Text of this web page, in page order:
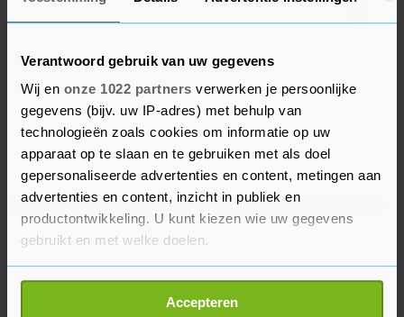
Verantwoord gebruik van uw gegevens
Wij en onze 1022 partners verwerken je persoonlijke
gegevens (bijv. uw IP-adres) met behulp van
technologieën zoals cookies om informatie op uw
apparaat op te slaan en te gebruiken met als doel
gepersonaliseerde advertenties en content, metingen aan
advertenties en content, inzicht in publiek en
productontwikkeling. U kunt kiezen wie uw gegevens
gebruikt en met welke doelen.
Als u het toestaat, willen we ook graag:
Informatie verzamelen over uw geografische
Accepteren
autogereden. "In de eerste helft 2021 is meer
uitgestoten dan in de eerste helft van 2020. Dat
betekent dat we die 25 procent dit jaar alweer
niet gaan halen."
Urgenda probeert de overheid inmiddels via een
kort geding alsnog zover te krijgen de
klimaatdoelen te halen. De actiegroep gaat door
met die zaak. "De overheid doet niets op
structurele basis om aan het vonnis te voldoen.
Het feit dat we het in 2020 per toeval mogelijk
hebben gehaald, doet niets af aan die zaak."